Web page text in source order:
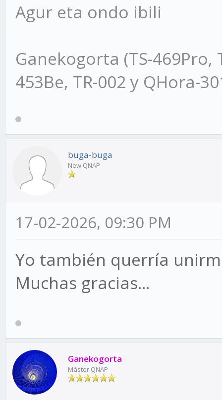
Agur eta ondo ibili
Ganekogorta (TS-469Pro,
453Be, TR-002 y QHora-
buga-buga
New QNAP
17-02-2026, 09:30 PM
Yo también querría
Muchas gracias...
Ganekogorta
Máster QNAP